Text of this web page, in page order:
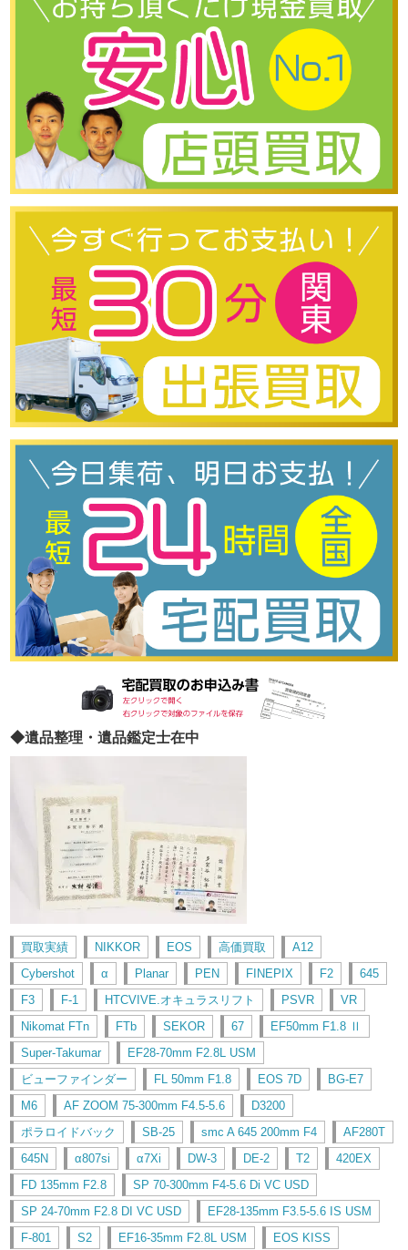
◆遺品整理・遺品鑑定士在中
買取実績 NIKKOR EOS 高価買取
A12
Cybershot
α Planar PEN FINEPIX F2
645
F3
F-1 HTCVIVE.オキュラスリフト PSVR
VR
Nikomat FTn
FTb SEKOR 67
EF50mm F1.8 Ⅱ
Super-Takumar
EF28-70mm F2.8L USM
ビューファインダー
FL 50mm F1.8 EOS 7D
BG-E7
M6
AF ZOOM 75-300mm F4.5-5.6
D3200
ポラロイドバック
SB-25 smc A 645 200mm F4
AF280T
645N
α807si α7Xi DW-3 DE-2 T2
420EX
FD 135mm F2.8
SP 70-300mm F4-5.6 Di VC USD
SP 24-70mm F2.8 DI VC USD
EF28-135mm F3.5-5.6 IS USM
F-801
S2 EF16-35mm F2.8L USM EOS KISS